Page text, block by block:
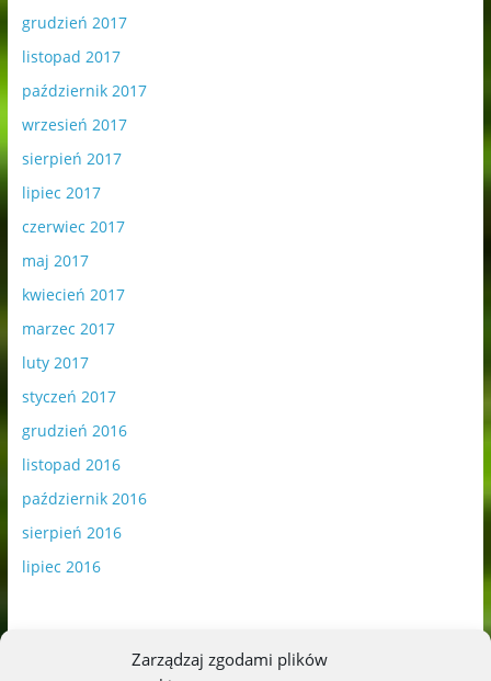
Zarządzaj zgodami plików
grudzień 2017
listopad 2017
październik 2017
wrzesień 2017
sierpień 2017
lipiec 2017
czerwiec 2017
maj 2017
kwiecień 2017
marzec 2017
luty 2017
styczeń 2017
grudzień 2016
listopad 2016
październik 2016
sierpień 2016
lipiec 2016